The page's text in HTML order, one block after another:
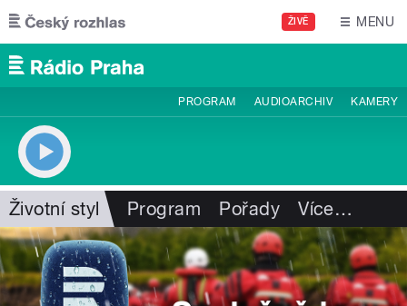
Přejít k hlavnímu obsahu
ŽIVĚ MENU
PROGRAM AUDIOARCHIV KAMERY
Životní styl Program Pořady Více…